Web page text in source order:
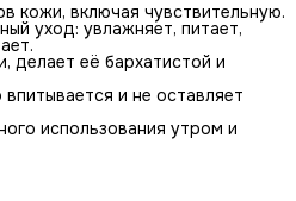
кожи, включая чувствительную.
уход: увлажняет, питает,
делает её бархатистой и
и не оставляет
использования утром и